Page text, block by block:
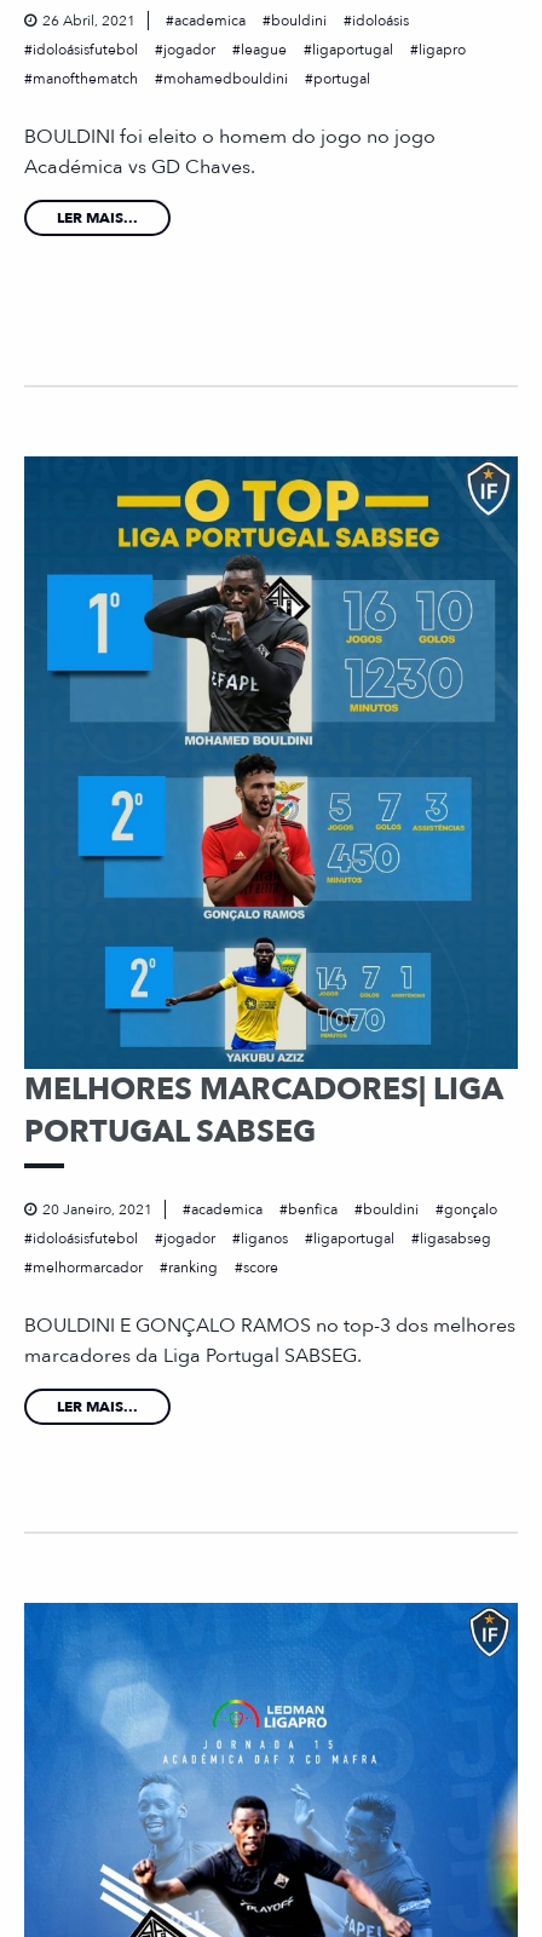
26 Abril, 2021 academica bouldini
idoloásis
idoloásisfutebol
jogador league ligaportugal
ligapro
manofthematch
mohamedbouldini portugal
BOULDINI foi eleito o homem do jogo no jogo
Académica vs GD Chaves.
LER MAIS...
MELHORES MARCADORES| LIGA
PORTUGAL SABSEG
20 Janeiro, 2021 academica benfica bouldini
gonçalo
idoloásisfutebol
jogador liganos ligaportugal
ligasabseg
melhormarcador
ranking score
BOULDINI E GONÇALO RAMOS no top-3 dos melhores
marcadores da Liga Portugal SABSEG.
LER MAIS...